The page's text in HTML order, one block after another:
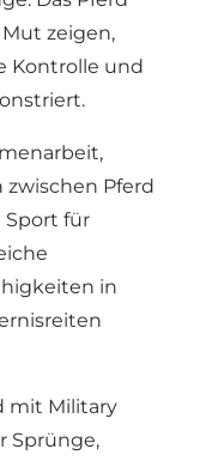
zeigen,
Kontrolle und
Pferd
Sport für
in
mit Military
Sprünge,